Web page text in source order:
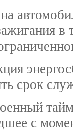
в
срок
с